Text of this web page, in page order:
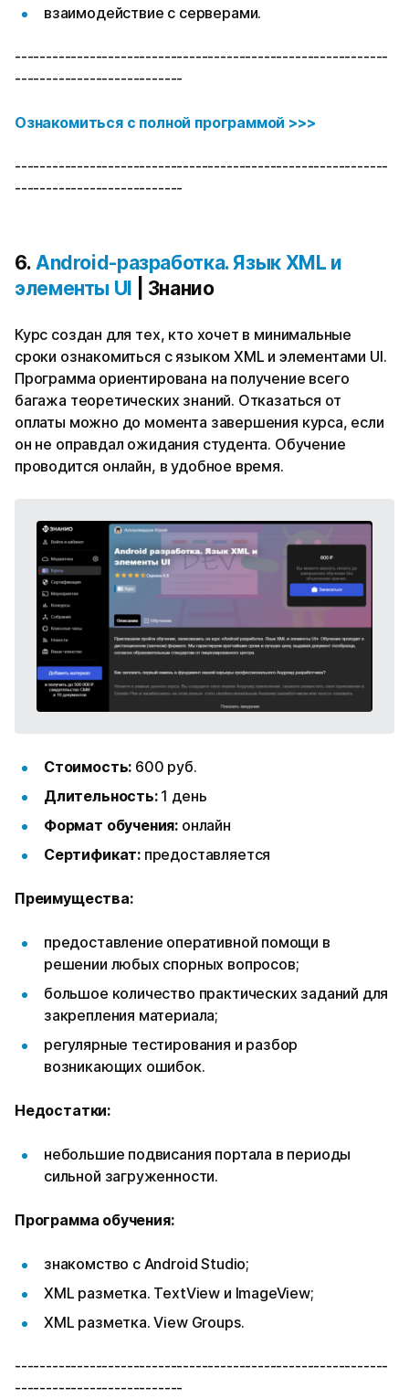
взаимодействие с серверами.
------------------------------------------------------------
---------------------------
Ознакомиться с полной программой >>>
------------------------------------------------------------
---------------------------
6. Android-разработка. Язык XML и
элементы UI | Знанио
Курс создан для тех, кто хочет в минимальные
сроки ознакомиться с языком XML и элементами UI.
Программа ориентирована на получение всего
багажа теоретических знаний. Отказаться от
оплаты можно до момента завершения курса, если
он не оправдал ожидания студента. Обучение
проводится онлайн, в удобное время.
Стоимость: 600 руб.
Длительность:1 день
Формат обучения: онлайн
Сертификат: предоставляется
Преимущества:
предоставление оперативной помощи в
решении любых спорных вопросов;
большое количество практических заданий для
закрепления материала;
регулярные тестирования и разбор
возникающих ошибок.
Недостатки:
небольшие подвисания портала в периоды
сильной загруженности.
Программа обучения:
знакомство с Android Studio;
XML разметка. TextView и ImageView;
XML разметка. View Groups.
------------------------------------------------------------
---------------------------